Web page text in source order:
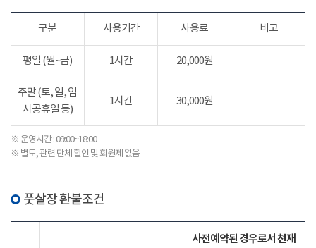
구분 사용기간 사용료 비고
평일 (월~금) 1시간 20,000원
주말 (토, 일, 임
시공휴일 등)
1시간 30,000원
※ 운영시간 : 09:00~18:00
※ 별도, 관련 단체 할인 및 회원제 없음
풋살장 환불조건
사전예약된 경우로서 천재